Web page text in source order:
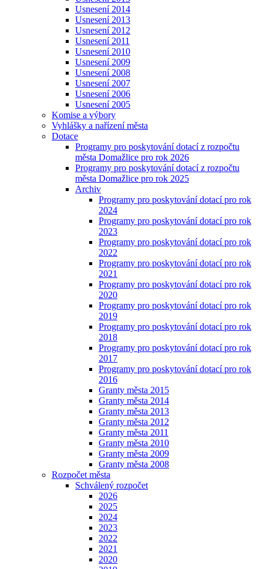
Usnesení 2014
Usnesení 2013
Usnesení 2012
Usnesení 2011
Usnesení 2010
Usnesení 2009
Usnesení 2008
Usnesení 2007
Usnesení 2006
Usnesení 2005
Komise a výbory
Vyhlášky a nařízení města
Dotace
Programy pro poskytování dotací z rozpočtu
města Domažlice pro rok 2026
Programy pro poskytování dotací z rozpočtu
města Domažlice pro rok 2025
Archiv
Programy pro poskytování dotací pro rok
2024
Programy pro poskytování dotací pro rok
2023
Programy pro poskytování dotací pro rok
2022
Programy pro poskytování dotací pro rok
2021
Programy pro poskytování dotací pro rok
2020
Programy pro poskytování dotací pro rok
2019
Programy pro poskytování dotací pro rok
2018
Programy pro poskytování dotací pro rok
2017
Programy pro poskytování dotací pro rok
2016
Granty města 2015
Granty města 2014
Granty města 2013
Granty města 2012
Granty města 2011
Granty města 2010
Granty města 2009
Granty města 2008
Rozpočet města
Schválený rozpočet
2026
2025
2024
2023
2022
2021
2020